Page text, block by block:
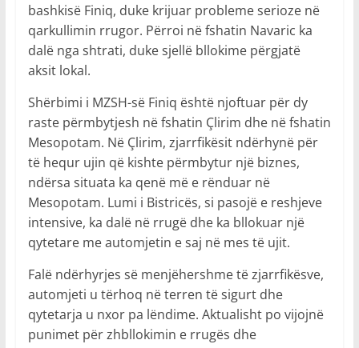
bashkisë Finiq, duke krijuar probleme serioze në
qarkullimin rrugor. Përroi në fshatin Navaric ka
dalë nga shtrati, duke sjellë bllokime përgjatë
aksit lokal.
Shërbimi i MZSH-së Finiq është njoftuar për dy
raste përmbytjesh në fshatin Çlirim dhe në fshatin
Mesopotam. Në Çlirim, zjarrfikësit ndërhynë për
të hequr ujin që kishte përmbytur një biznes,
ndërsa situata ka qenë më e rënduar në
Mesopotam. Lumi i Bistricës, si pasojë e reshjeve
intensive, ka dalë në rrugë dhe ka bllokuar një
qytetare me automjetin e saj në mes të ujit.
Falë ndërhyrjes së menjëhershme të zjarrfikësve,
automjeti u tërhoq në terren të sigurt dhe
qytetarja u nxor pa lëndime. Aktualisht po vijojnë
punimet për zhbllokimin e rrugës dhe